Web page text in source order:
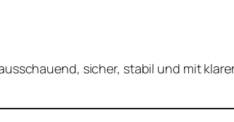
sicher, stabil und mit